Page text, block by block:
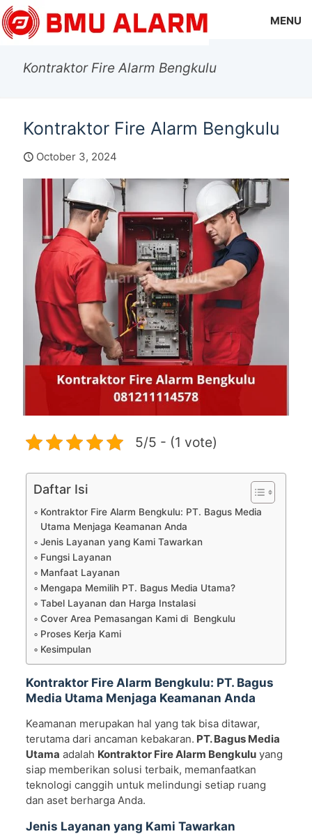
MENU
Kontraktor Fire Alarm Bengkulu
Kontraktor Fire Alarm Bengkulu
October 3, 2024
5/5 - (1 vote)
Daftar Isi
Kontraktor Fire Alarm Bengkulu: PT. Bagus Media
Utama Menjaga Keamanan Anda
Jenis Layanan yang Kami Tawarkan
Fungsi Layanan
Manfaat Layanan
Mengapa Memilih PT. Bagus Media Utama?
Tabel Layanan dan Harga Instalasi
Cover Area Pemasangan Kami di Bengkulu
Proses Kerja Kami
Kesimpulan
Kontraktor Fire Alarm Bengkulu: PT. Bagus
Media Utama Menjaga Keamanan Anda
Keamanan merupakan hal yang tak bisa ditawar,
terutama dari ancaman kebakaran. PT. Bagus Media
Utama adalah Kontraktor Fire Alarm Bengkuluyang
siap memberikan solusi terbaik, memanfaatkan
teknologi canggih untuk melindungi setiap ruang
dan aset berharga Anda.
Jenis Layanan yang Kami Tawarkan